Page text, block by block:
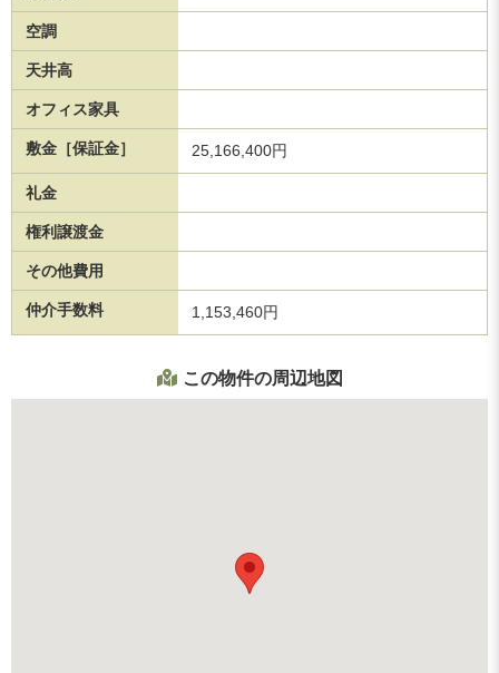
空調
天井高
オフィス家具
敷金［保証金］ 25,166,400円
礼金
権利譲渡金
その他費用
仲介手数料 1,153,460円
この物件の周辺地図